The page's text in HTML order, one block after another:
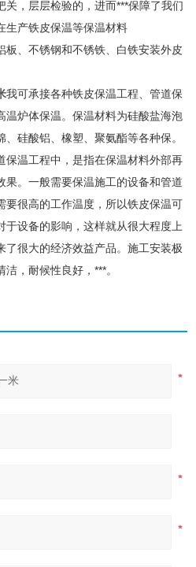
，层层检验的，进而***保障了我们
生产铁皮保温等保温材料
板、不锈钢和不锈铁、白铁安装外皮
我可承接各种铁皮保温工程、管道保
温炉体保温。保温材料为硅酸盐海泡
硅酸铝、橡塑、聚氨酯等各种保。
保温工程中，是指在保温材料外部再
果。一般需要保温施工的设备和管道
要很高的工作温度，所以铁皮保温可
于设备的影响，这样就从很大程度上
了很大的经济效益产品。施工安装极
清洁，耐候性良好，***。